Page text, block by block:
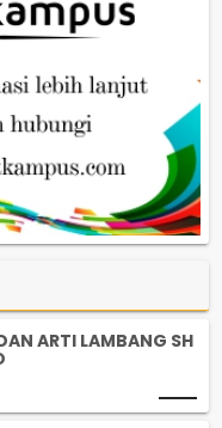
ARTI LAMBANG SH